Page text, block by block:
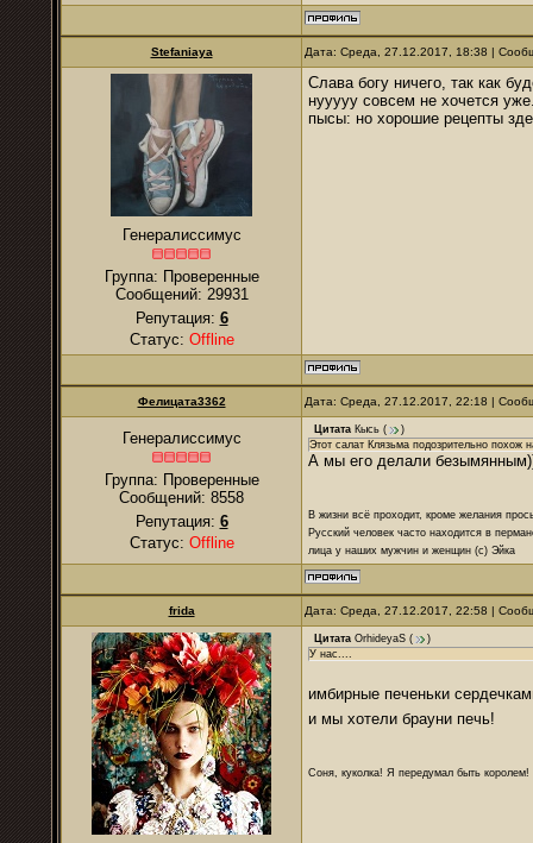
Stefaniaya Дата: Среда, 27.12.2017, 18:38 |
Генералиссимус
Группа: Проверенные
Сообщений: 29931
Репутация: 6
Статус: Offline
Слава богу ничего, так как
нууууу совсем не хочется
пысы: но хорошие рецепты
Фелицата3362 Дата: Среда, 27.12.2017, 22:18 |
Генералиссимус
Группа: Проверенные
Сообщений: 8558
Репутация: 6
Статус: Offline
Цитата Кысь (
)
Этот салат Клязьма подозрительно похож
А мы его делали
В жизни всё проходит, кроме желания
Русский человек часто находится в
лица у наших мужчин и женщин (с) Эйка
frida Дата: Среда, 27.12.2017, 22:58 |
Цитата OrhideyaS (
)
У нас....
имбирные печеньки
и мы хотели брауни печь!
Соня, куколка! Я передумал быть